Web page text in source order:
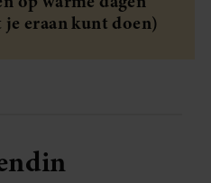
eraan kunt doen)